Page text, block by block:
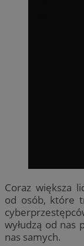
Coraz większa
od osób, które
wyłudzą od nas
nas samych.